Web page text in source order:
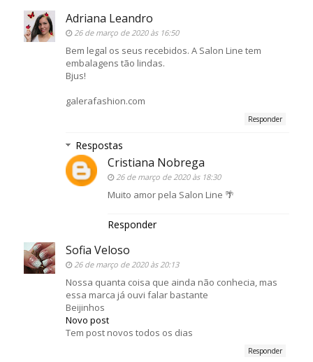
Adriana Leandro
26 de março de 2020 às 16:50
Bem legal os seus recebidos. A Salon Line tem
embalagens tão lindas.
Bjus!
galerafashion.com
Responder
Respostas
Cristiana Nobrega
26 de março de 2020 às 18:30
Muito amor pela Salon Line 🌴
Responder
Sofia Veloso
26 de março de 2020 às 20:13
Nossa quanta coisa que ainda não conhecia, mas
essa marca já ouvi falar bastante
Beijinhos
Novo post
Tem post novos todos os dias
Responder